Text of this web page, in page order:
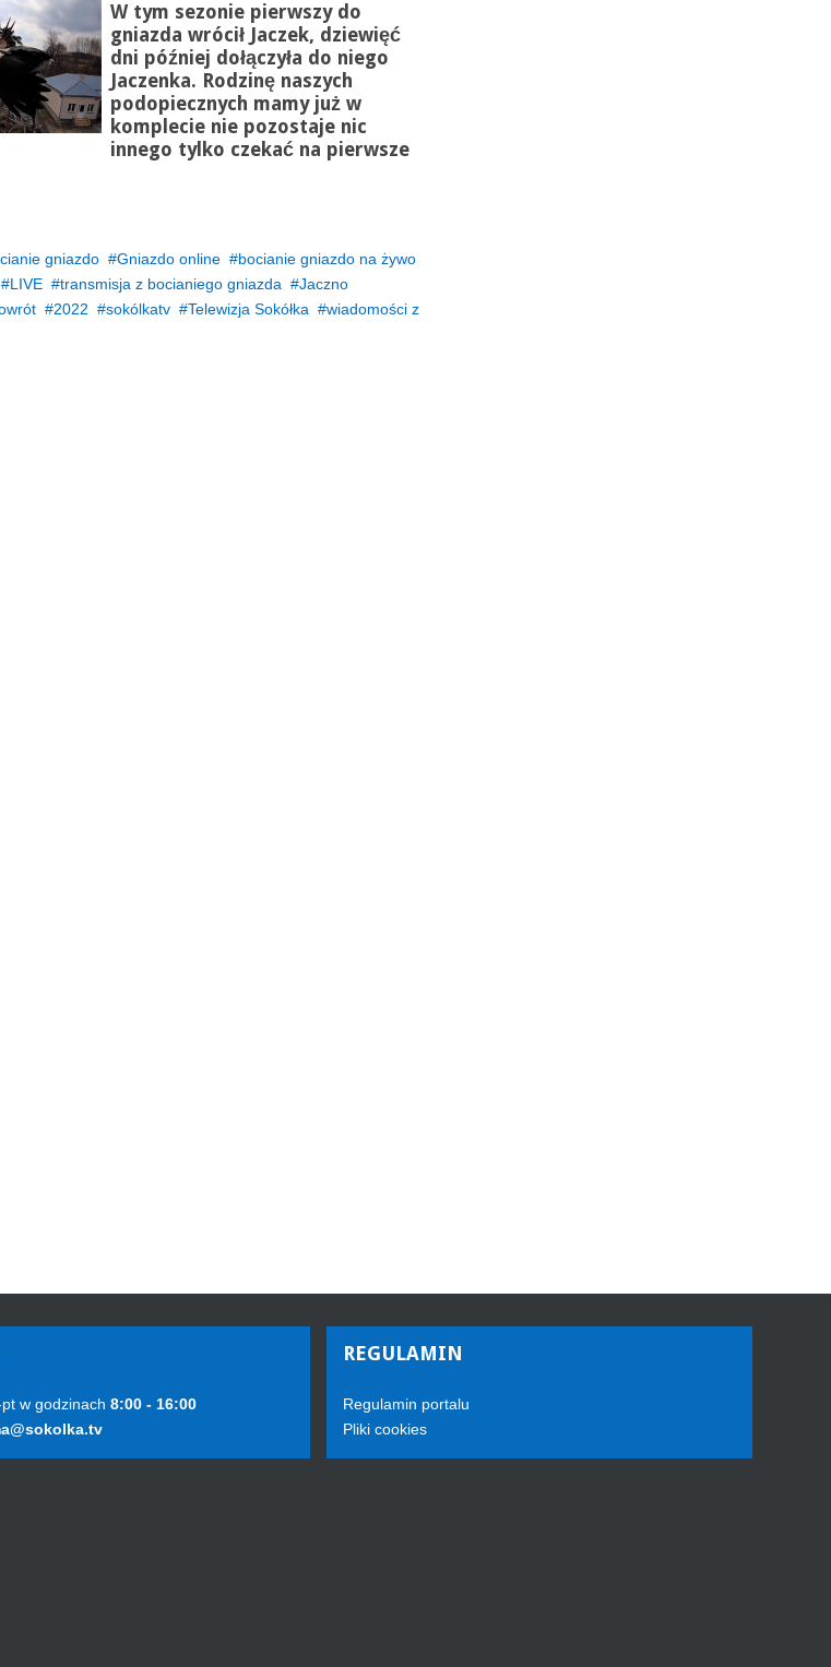
W tym sezonie pierwszy do
gniazda wrócił Jaczek, dziewięć
dni później dołączyła do niego
Jaczenka. Rodzinę naszych
podopiecznych mamy już w
komplecie nie pozostaje nic
innego tylko czekać na pierwsze
gniazdo Gniazdo online
bocianie gniazdo na żywo
LIVE transmisja z bocianiego gniazda
Jaczno
2022 sokólkatv Telewizja Sokółka
wiadomości z
w godzinach 8:00 - 16:00
REGULAMIN
Regulamin portalu
Pliki cookies